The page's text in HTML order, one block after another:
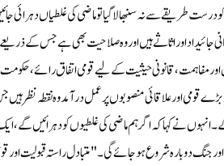
طریقے سے نہ سنبھالا گیا تو ماضی کی غلطیاں دہرائی
جائیداد اور اثاثے ہیں اور وہ صلاحیت بھی ہے جس کے
اور مفاہمت، قانونی حیثیت کے لیے قومی اتفاق رائے،
بڑے قومی اور علاقائی منصوبوں پر عمل درآمد وہ نقطہ نظر ہیں
نے کہا کہ اگر ہم ماضی کی غلطیوں کو دہرائیں گے،
دوبارہ شروع ہو جائے گی۔ "متبادل راستہ قبولیت اور